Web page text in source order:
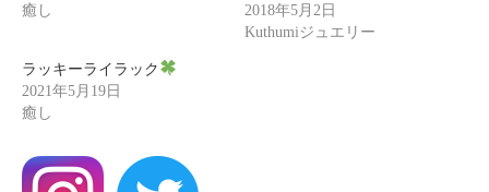
癒し
2018年5月2日
Kuthumiジュエリー
ラッキーライラック
2021年5月19日
癒し